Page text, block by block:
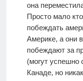
она
Просто мало
побеждать
Америке, а они
побеждают за
(могут успешно
Канаде, но